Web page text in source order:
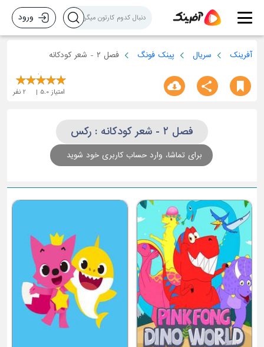
ورود
آفرینک سریال پینک فونگ فصل ۲ - شعر کودکانه
امتیاز 5.0
2 نفر
فصل ۲ - شعر کودکانه : رکس
برای تماشا، وارد حساب کاربری خود شوید